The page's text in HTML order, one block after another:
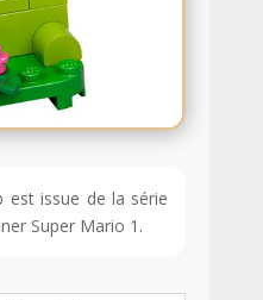
est issue de la série
Super Mario 1.